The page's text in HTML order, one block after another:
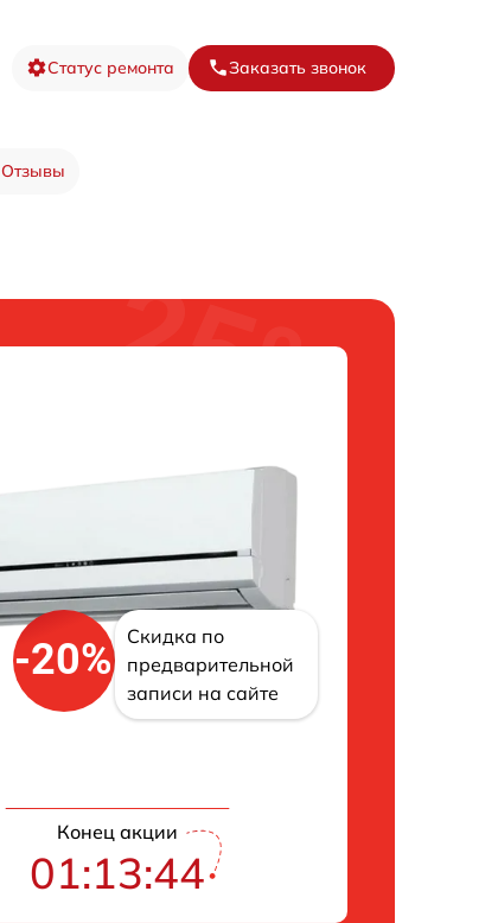
Статус ремонта Заказать звонок
Отзывы
-20%
Скидка по
предварительной
записи на сайте
Конец акции
01:13:43